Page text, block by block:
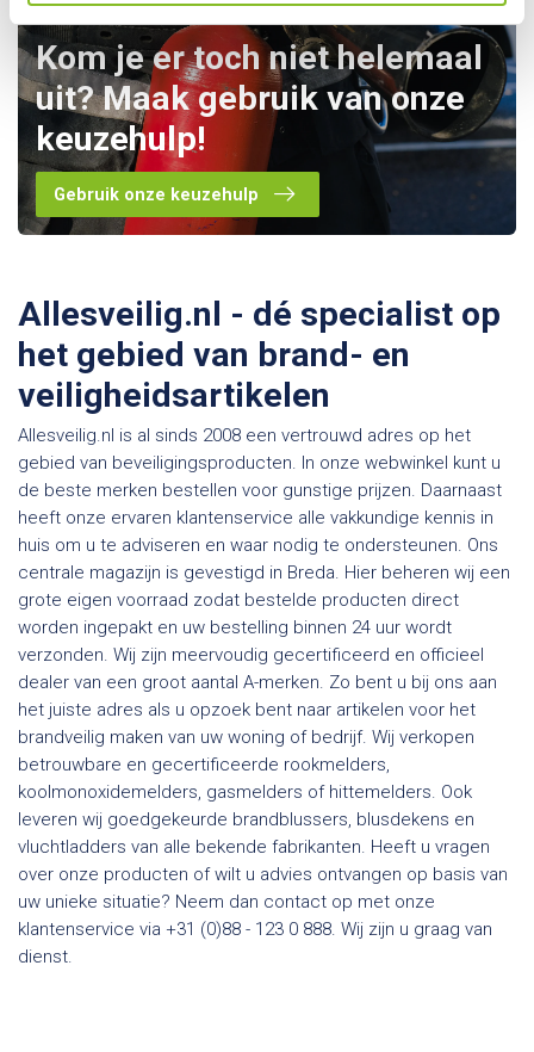
Kom je er toch niet helemaal
uit? Maak gebruik van onze
keuzehulp!
Gebruik onze keuzehulp
Allesveilig.nl - dé specialist op
het gebied van brand- en
veiligheidsartikelen
Allesveilig.nl is al sinds 2008 een vertrouwd adres op het
gebied van beveiligingsproducten. In onze webwinkel kunt u
de beste merken bestellen voor gunstige prijzen. Daarnaast
heeft onze ervaren klantenservice alle vakkundige kennis in
huis om u te adviseren en waar nodig te ondersteunen. Ons
centrale magazijn is gevestigd in Breda. Hier beheren wij een
grote eigen voorraad zodat bestelde producten direct
worden ingepakt en uw bestelling binnen 24 uur wordt
verzonden. Wij zijn meervoudig gecertificeerd en officieel
dealer van een groot aantal A-merken. Zo bent u bij ons aan
het juiste adres als u opzoek bent naar artikelen voor het
brandveilig maken van uw woning of bedrijf. Wij verkopen
betrouwbare en gecertificeerde rookmelders,
koolmonoxidemelders, gasmelders of hittemelders. Ook
leveren wij goedgekeurde brandblussers, blusdekens en
vluchtladders van alle bekende fabrikanten. Heeft u vragen
over onze producten of wilt u advies ontvangen op basis van
uw unieke situatie? Neem dan contact op met onze
klantenservice via +31 (0)88 - 123 0 888. Wij zijn u graag van
dienst.